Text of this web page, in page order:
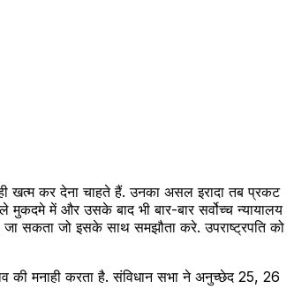
ही खत्म कर देना चाहते हैं. उनका असल इरादा तब प्रकट
में और उसके बाद भी बार-बार सर्वोच्च न्यायालय
जा सकता जो इसके साथ समझौता करे. उपराष्ट्रपति को
की मनाही करता है. संविधान सभा ने अनुच्छेद 25, 26